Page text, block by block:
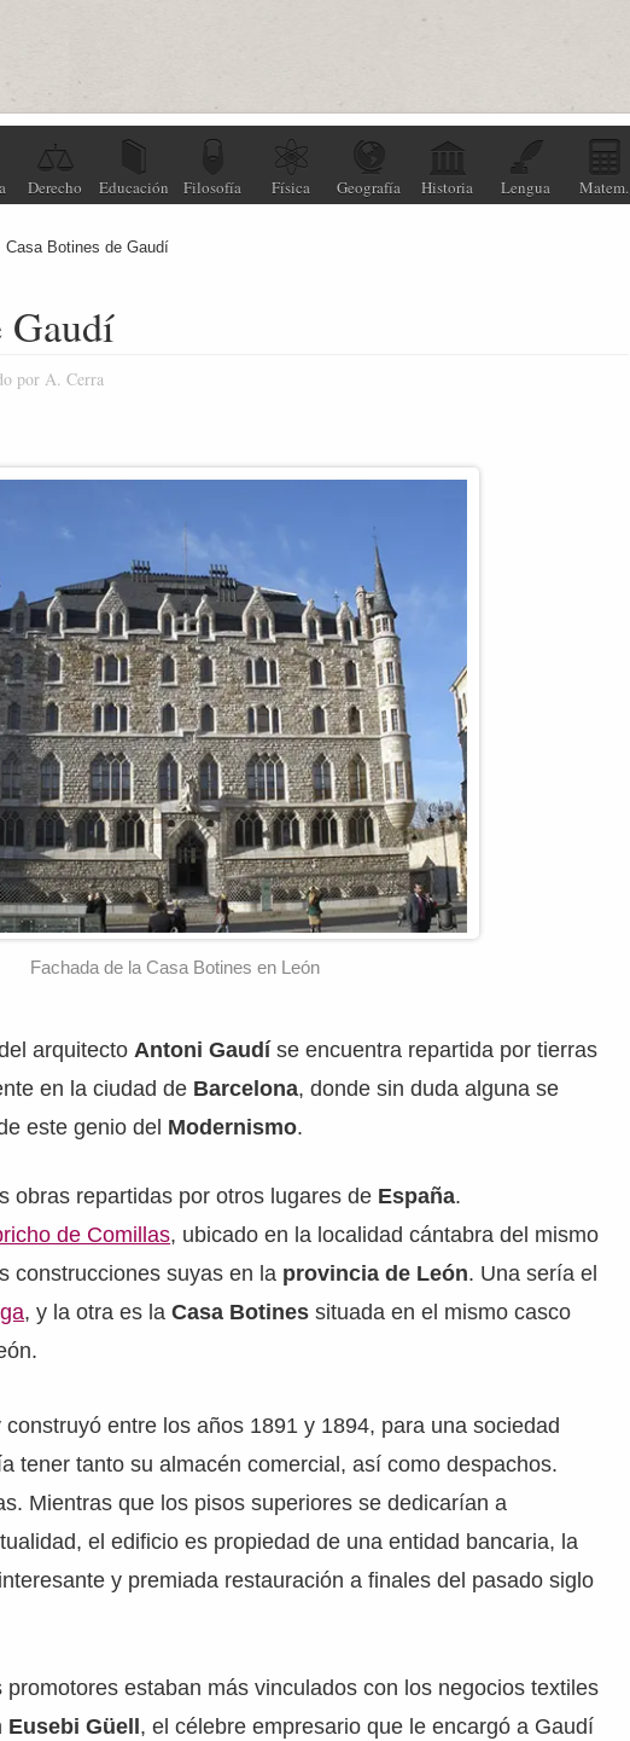
Derecho Educación Filosofía Física Geografía Historia Lengua Matem.
Casa Botines de Gaudí
Gaudí
por A. Cerra
Fachada de la Casa Botines en León
arquitectoAntoni Gaudí se encuentra repartida por tierras
en la ciudad de Barcelona, donde sin duda alguna se
este genio del Modernismo.
obras repartidas por otros lugares de España.
de Comillas, ubicado en la localidad cántabra del mismo
construcciones suyas en la provincia de León. Una sería el
, y la otra es laCasa Botines situada en el mismo casco
entre los años 1891 y 1894, para una sociedad
tener tanto su almacén comercial, así como despachos.
Mientras que los pisos superiores se dedicarían a
el edificio es propiedad de una entidad bancaria, la
y premiada restauración a finales del pasado siglo
estaban más vinculados con los negocios textiles
Eusebi Güell , el célebre empresario que le encargó a Gaudí